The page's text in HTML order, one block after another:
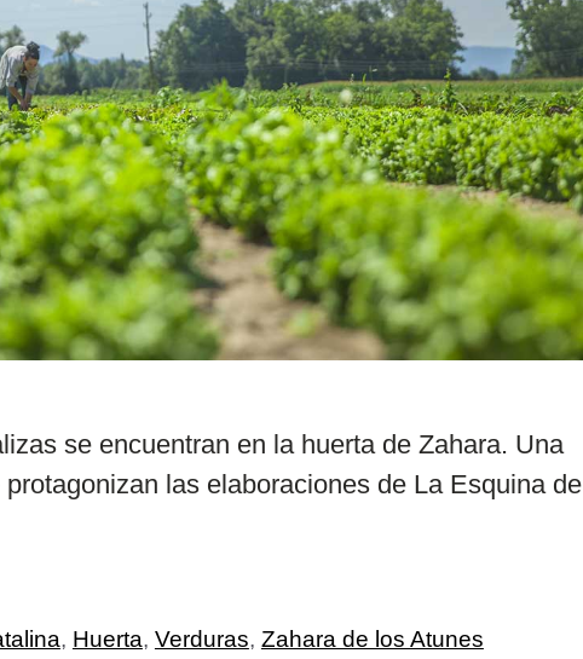
se encuentran en la huerta de Zahara. Una
las elaboraciones de La Esquina de
, Huerta, Verduras, Zahara de los Atunes